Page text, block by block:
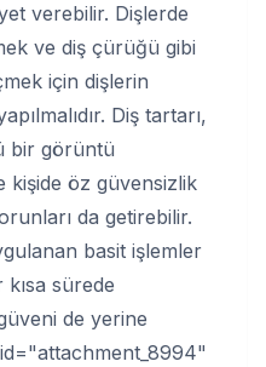
verebilir. Dişlerde
ve diş çürüğü gibi
için dişlerin
Diş tartarı,
bir görüntü
öz güvensizlik
da getirebilir.
basit işlemler
sürede
de yerine